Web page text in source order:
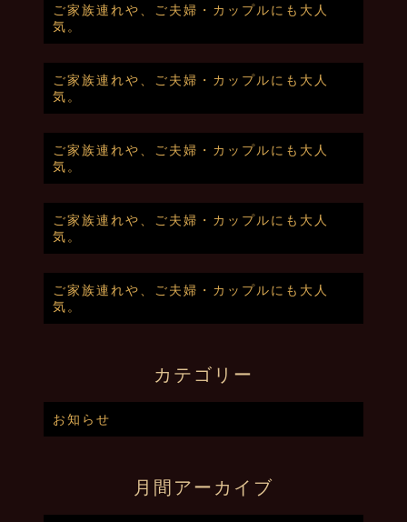
ご家族連れや、ご夫婦・カップルにも大人
気。
ご家族連れや、ご夫婦・カップルにも大人
気。
ご家族連れや、ご夫婦・カップルにも大人
気。
ご家族連れや、ご夫婦・カップルにも大人
気。
ご家族連れや、ご夫婦・カップルにも大人
気。
カテゴリー
お知らせ
月間アーカイブ